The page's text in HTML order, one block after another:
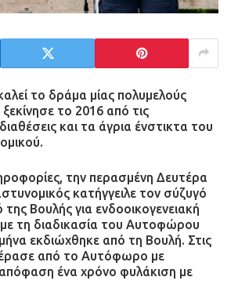
το δράμα μίας πολυμελούς
ξεκίνησε το 2016 από τις
και τα άγρια ένστικτα του
την περασμένη Δευτέρα
κατήγγειλε τον σύζυγό
Βουλής για ενδοοικογενειακή
τη διαδικασία του Αυτοφώρου
εκδιώχθηκε από τη Βουλή. Στις
από το Αυτόφωρο με
ένα χρόνο φυλάκιση με